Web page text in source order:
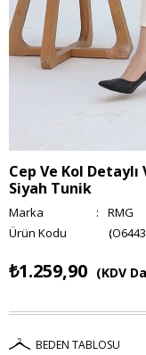
Cep Ve Kol
Siyah Tunik
Marka :
RMG
₺1.259,90 (KDV
BEDEN TABLOSU